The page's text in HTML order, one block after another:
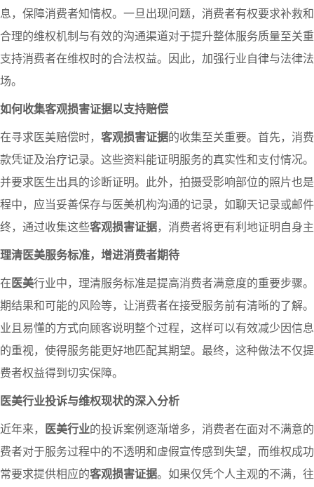
息，保障消费者知情权。一旦出现问题，消费者有权要求补救
合理的维权机制与有效的沟通渠道对于提升整体服务质量至关
支持消费者在维权时的合法权益。因此，加强行业自律与法律
场。
如何收集客观损害证据以支持赔偿
在寻求医美赔偿时， 客观损害证据的收集至关重要。首先，消
款凭证及治疗记录。这些资料能证明服务的真实性和支付情况
并要求医生出具的诊断证明。此外，拍摄受影响部位的照片也
程中，应当妥善保存与医美机构沟通的记录，如聊天记录或邮
终，通过收集这些客观损害证据，消费者将更有利地证明自身
理清医美服务标准，增进消费者期待
在医美行业中，理清服务标准是提高消费者满意度的重要步骤
期结果和可能的风险等，让消费者在接受服务前有清晰的了解
业且易懂的方式向顾客说明整个过程，这样可以有效减少因信
的重视，使得服务能更好地匹配其期望。最终，这种做法不仅
费者权益得到切实保障。
医美行业投诉与维权现状的深入分析
近年来， 医美行业的投诉案例逐渐增多，消费者在面对不满意的
费者对于服务过程中的不透明和虚假宣传感到失望，而维权成
常要求提供相应的客观损害证据。如果仅凭个人主观的不满，